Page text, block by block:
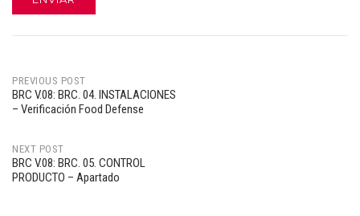
Post
navigation
PREVIOUS POST
BRC V.08: BRC. 04. INSTALACIONES
– Verificación Food Defense
NEXT POST
BRC V.08: BRC. 05. CONTROL
PRODUCTO – Apartado